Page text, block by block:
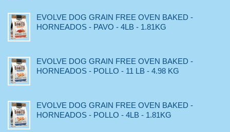
EVOLVE DOG GRAIN FREE OVEN BAKED -
HORNEADOS - PAVO - 4LB - 1.81KG
EVOLVE DOG GRAIN FREE OVEN BAKED -
HORNEADOS - POLLO - 11 LB - 4.98 KG
EVOLVE DOG GRAIN FREE OVEN BAKED -
HORNEADOS - POLLO - 4LB - 1.81KG